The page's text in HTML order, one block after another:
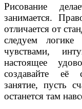
Рисование
занимается.
отличается от
следуем
чувствами,
настоящее
создавайте её
занятие, пусть
останется там